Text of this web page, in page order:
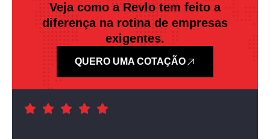
Veja como a Revlo tem feito a
diferença na rotina de empresas
exigentes.
QUERO UMA COTAÇÃO